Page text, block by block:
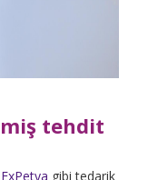
tehdit
ExPetya gibi tedarik